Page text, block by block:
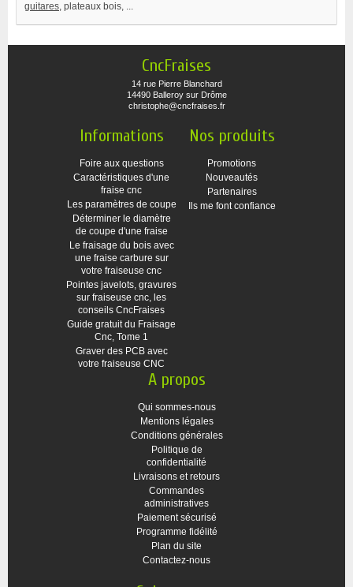
guitares, plateaux bois, ...
CncFraises
14 rue Pierre Blanchard
14490 Balleroy sur Drôme
christophe@cncfraises.fr
Informations
Foire aux questions
Caractéristiques d'une
fraise cnc
Les paramètres de coupe
Déterminer le diamètre
de coupe d'une fraise
Le fraisage du bois avec
une fraise carbure sur
votre fraiseuse cnc
Pointes javelots, gravures
sur fraiseuse cnc, les
conseils CncFraises
Guide gratuit du Fraisage
Cnc, Tome 1
Graver des PCB avec
votre fraiseuse CNC
Nos produits
Promotions
Nouveautés
Partenaires
Ils me font confiance
A propos
Qui sommes-nous
Mentions légales
Conditions générales
Politique de
confidentialité
Livraisons et retours
Commandes
administratives
Paiement sécurisé
Programme fidélité
Plan du site
Contactez-nous